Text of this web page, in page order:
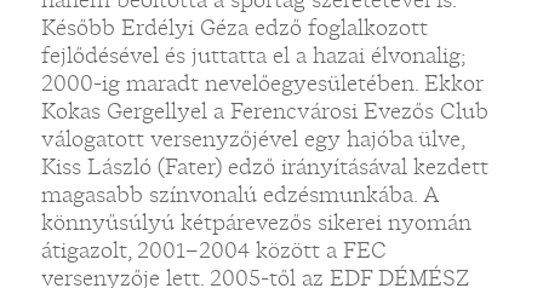
Később Erdélyi Géza edző foglalkozott
fejlődésével és juttatta el a hazai élvonalig;
2000-ig maradt nevelőegyesületében. Ekkor
Kokas Gergellyel a Ferencvárosi Evezős Club
válogatott versenyzőjével egy hajóba ülve,
Kiss László (Fater) edző irányításával kezdett
magasabb színvonalú edzésmunkába. A
könnyűsúlyú kétpárevezős sikerei nyomán
átigazolt, 2001–2004 között a FEC
versenyzője lett. 2005-től az EDF DÉMÉSZ